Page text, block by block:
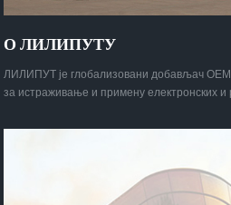
О ЛИЛИПУТУ
ЛИЛИПУТ је глобализовани добављач OEM
за истраживање и примену електронских и